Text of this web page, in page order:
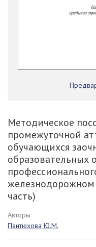
Методическое
промежуточной
обучающихся
образовательных
железнодорожном
часть)
Авторы
Пантюхова Ю.М.